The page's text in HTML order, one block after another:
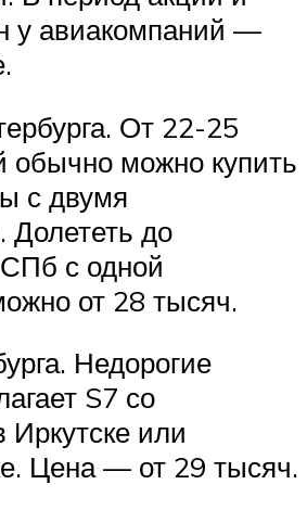
у авиакомпаний —
От 22-25
обычно можно купить
с двумя
Долететь до
с одной
от 28 тысяч.
Недорогие
S7 со
Иркутске или
Цена — от 29 тысяч.